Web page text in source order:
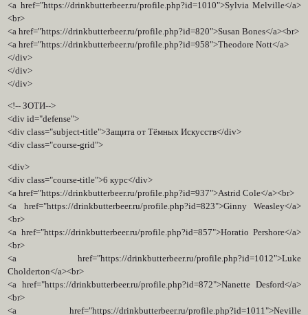
<a href="https://drinkbutterbeer.ru/profile.php?id=1010">Sylvia Melville</a>
<br>
<a href="https://drinkbutterbeer.ru/profile.php?id=820">Susan Bones</a><br>
<a href="https://drinkbutterbeer.ru/profile.php?id=958">Theodore Nott</a>
</div>
</div>
</div>
<!-- ЗOТИ-->
<div id="defense">
<div class="subject-title">Защита от Тёмных Искусств</div>
<div class="course-grid">
<div>
<div class="course-title">6 курс</div>
<a href="https://drinkbutterbeer.ru/profile.php?id=937">Astrid Cole</a><br>
<a href="https://drinkbutterbeer.ru/profile.php?id=823">Ginny Weasley</a>
<br>
<a href="https://drinkbutterbeer.ru/profile.php?id=857">Horatio Pershore</a>
<br>
<a href="https://drinkbutterbeer.ru/profile.php?id=1012">Luke
Cholderton</a><br>
<a href="https://drinkbutterbeer.ru/profile.php?id=872">Nanette Desford</a>
<br>
<a href="https://drinkbutterbeer.ru/profile.php?id=1011">Neville